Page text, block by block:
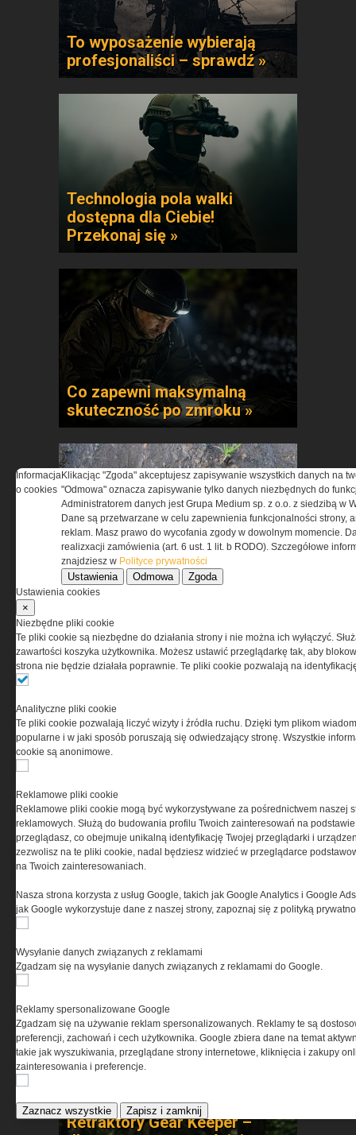
To wyposażenie wybierają
profesjonaliści – sprawdź »
Technologia pola walki
dostępna dla Ciebie!
Przekonaj się »
Co zapewni maksymalną
skuteczność po zmroku »
Jak zadbać o stopy w
trudnych warunkach?
MSBS GROT C14 A3 –
ewolucja doświadczeń. Jak
użytkownicy zmienili polski
karabinek
Synology Surveillance Station
w ochronie obiektów
TECHNOLOGIE
Retraktory Gear Keeper –
Informacja
o cookies
Klikacjąc "Zgoda" akceptujesz zapisywanie wszystkich danych na
"Odmowa" oznacza zapisywanie tylko danych niezbędnych do
Administratorem danych jest Grupa Medium sp. z o.o. z siedzibą w
Dane są przetwarzane w celu zapewnienia funkcjonalności strony,
reklam. Masz prawo do wycofania zgody w dowolnym momencie.
realizxacji zamówienia (art. 6 ust. 1 lit. b RODO). Szczegółowe
znajdziesz w Polityce prywatności
Ustawienia Odmowa Zgoda
Ustawienia cookies
×
Niezbędne pliki cookie
Te pliki cookie są niezbędne do działania strony i nie można ich wyłączyć.
zawartości koszyka użytkownika. Możesz ustawić przeglądarkę tak, aby
strona nie będzie działała poprawnie. Te pliki cookie pozwalają na
Analityczne pliki cookie
Te pliki cookie pozwalają liczyć wizyty i źródła ruchu. Dzięki tym plikom
popularne i w jaki sposób poruszają się odwiedzający stronę. Wszystkie
cookie są anonimowe.
Reklamowe pliki cookie
Reklamowe pliki cookie mogą być wykorzystywane za pośrednictwem naszej
reklamowych. Służą do budowania profilu Twoich zainteresowań na
przeglądasz, co obejmuje unikalną identyfikację Twojej przeglądarki i
zezwolisz na te pliki cookie, nadal będziesz widzieć w przeglądarce
na Twoich zainteresowaniach.
Nasza strona korzysta z usług Google, takich jak Google Analytics i Google
jak Google wykorzystuje dane z naszej strony, zapoznaj się z polityką
Wysyłanie danych związanych z reklamami
Zgadzam się na wysyłanie danych związanych z reklamami do Google.
Reklamy spersonalizowane Google
Zgadzam się na używanie reklam spersonalizowanych. Reklamy te są
preferencji, zachowań i cech użytkownika. Google zbiera dane na temat
takie jak wyszukiwania, przeglądane strony internetowe, kliknięcia i zakupy
zainteresowania i preferencje.
Zaznacz wszystkie Zapisz i zamknij